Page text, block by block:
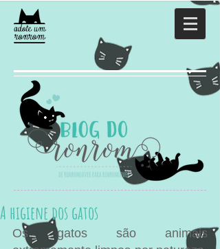
A higiene dos gatos
Os gatos são animais